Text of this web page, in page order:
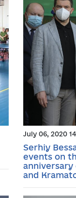
July 06, 2020
Serhiy
events on
and